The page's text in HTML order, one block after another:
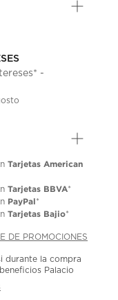
-
Tarjetas American
Tarjetas BBVA*
PayPal*
Tarjetas Bajio*
DE PROMOCIONES
durante la compra
Palacio